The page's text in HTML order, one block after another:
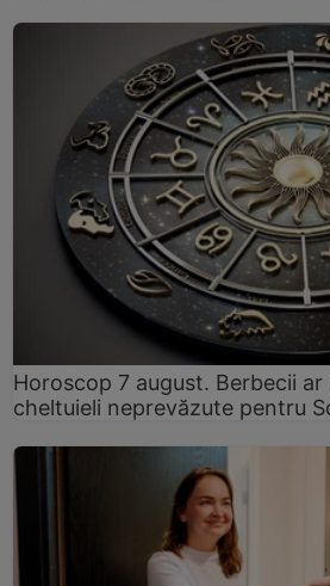
Horoscop 7 august. Berbecii
cheltuieli neprevăzute pentru